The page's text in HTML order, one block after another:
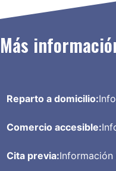
Más
Reparto a domicilio:
Comercio accesible:
Cita previa: